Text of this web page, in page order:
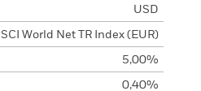
USD
World Net TR Index (EUR)
5,00%
0,40%